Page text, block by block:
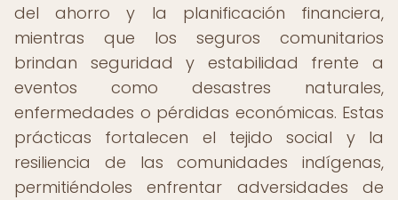
del ahorro y la planificación financiera,
mientras que los seguros comunitarios
brindan seguridad y estabilidad frente a
eventos como desastres naturales,
enfermedades o pérdidas económicas. Estas
prácticas fortalecen el tejido social y la
resiliencia de las comunidades indígenas,
permitiéndoles enfrentar adversidades de